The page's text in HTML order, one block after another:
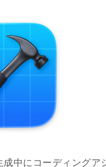
中にコーディングア